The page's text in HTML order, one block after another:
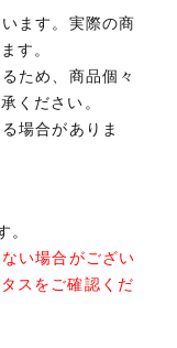
ます。実際の商
す。
ため、商品個々
ください。
場合がありま
。
い場合がござい
スをご確認くだ